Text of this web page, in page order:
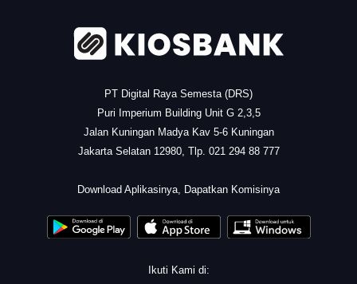
PT Digital Raya Semesta (DRS)
Puri Imperium Building Unit G 2,3,5
Jalan Kuningan Madya Kav 5-6 Kuningan
Jakarta Selatan 12980, Tlp. 021 294 88 777
Download Aplikasinya, Dapatkan Komisinya
Ikuti Kami di: